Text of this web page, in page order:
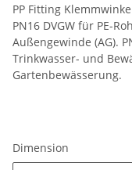
PP Fitting
PN16 DVGW für PE-
Außengewinde (AG).
Trinkwasser- und
Gartenbewässerung.
Dimension